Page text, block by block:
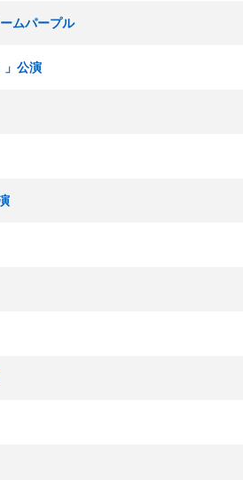
ムパープル
」公演